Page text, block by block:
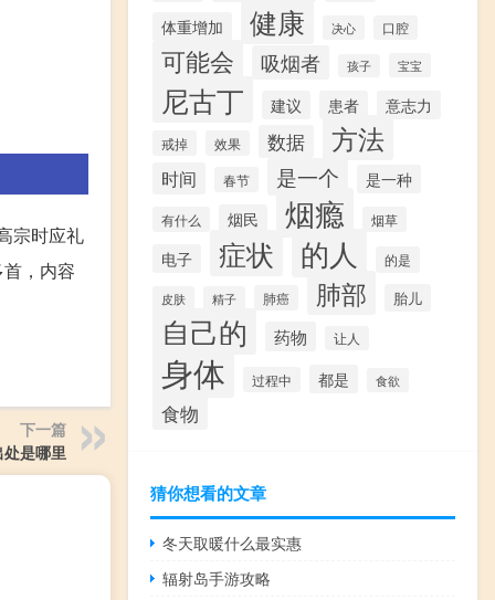
宗时应礼
，内容
下一篇
处是哪里
体重增加 健康 决心 口腔
可能会 吸烟者 孩子 宝宝
尼古丁 建议 患者 意志力
戒掉 效果 数据 方法
时间 春节 是一个 是一种
有什么 烟民 烟瘾 烟草
电子 症状 的人 的是
皮肤 精子 肺癌 肺部 胎儿
自己的 药物 让人
身体 过程中 都是 食欲
食物
猜你想看的文章
冬天取暖什么最实惠
辐射岛手游攻略